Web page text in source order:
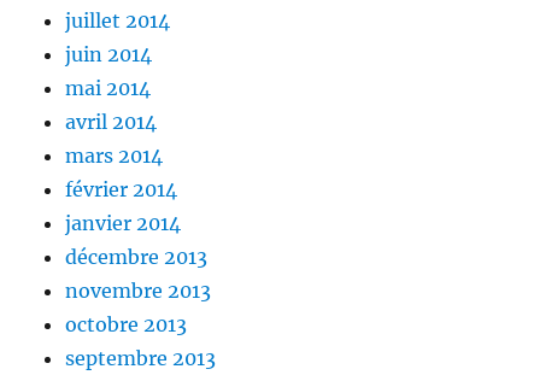
juillet 2014
juin 2014
mai 2014
avril 2014
mars 2014
février 2014
janvier 2014
décembre 2013
novembre 2013
octobre 2013
septembre 2013